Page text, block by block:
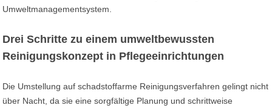
Umweltmanagementsystem.
Drei Schritte zu einem umweltbewussten
Reinigungskonzept in Pflegeeinrichtungen
Die Umstellung auf schadstoffarme Reinigungsverfahren gelingt nicht
über Nacht, da sie eine sorgfältige Planung und schrittweise